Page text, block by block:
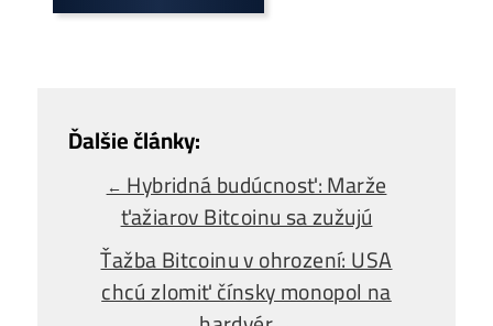
Ako to celéFunguje?
Ako sa dostať k
Ťažba vs NákupKrypta na Burze? Čo zarobí Viac?
Ako Vybraťsprávny miner?
Alebo - pýtaj sa
Ozvi sa a naši odborníci Tiporadiaindividuálne.